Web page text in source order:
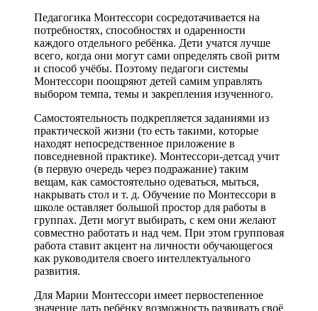
Педагогика Монтессори сосредотачивается на
потребностях, способностях и одаренности
каждого отдельного ребёнка. Дети учатся лучше
всего, когда они могут сами определять свой ритм
и способ учёбы. Поэтому педагоги системы
Монтессори поощряют детей самим управлять
выбором темпа, темы и закрепления изученного.
Самостоятельность подкрепляется заданиями из
практической жизни (то есть такими, которые
находят непосредственное приложение в
повседневной практике). Монтессори-детсад учит
(в первую очередь через подражание) таким
вещам, как самостоятельно одеваться, мыться,
накрывать стол и т. д. Обучение по Монтессори в
школе оставляет большой простор для работы в
группах. Дети могут выбирать, с кем они желают
совместно работать и над чем. При этом групповая
работа ставит акцент на личности обучающегося
как руководителя своего интеллектуального
развития.
Для Марии Монтессори имеет первостепенное
значение дать ребёнку возможность развивать своё